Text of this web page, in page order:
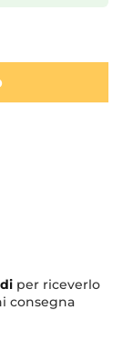
per riceverlo
consegna